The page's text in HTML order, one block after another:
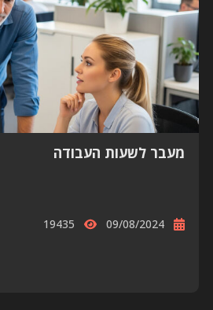
מעבר לשעות העבודה
09/08/2024
19435